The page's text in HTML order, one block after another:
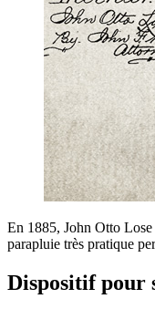
En 1885, John Otto Lose
parapluie très pratique
Dispositif pour